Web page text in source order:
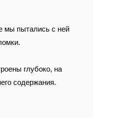
мы пытались с ней
глубоко, на
содержания.